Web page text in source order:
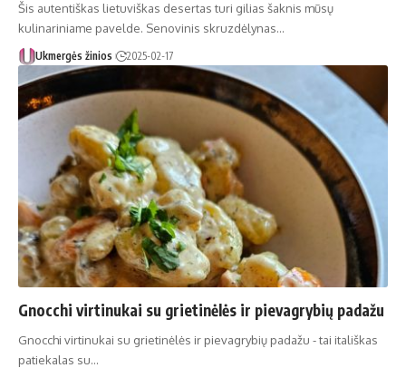
Šis autentiškas lietuviškas desertas turi gilias šaknis mūsų
kulinariniame pavelde. Senovinis skruzdėlynas…
Ukmergės žinios 2025-02-17
Gnocchi virtinukai su grietinėlės ir pievagrybių padažu
Gnocchi virtinukai su grietinėlės ir pievagrybių padažu - tai itališkas
patiekalas su…